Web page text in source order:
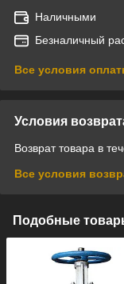
Наличными
Безналичный
Все условия
Условия
Возврат товара в
Все условия
Подобные